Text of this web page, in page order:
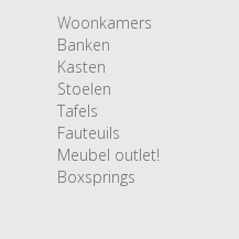
Woonkamers
Banken
Kasten
Stoelen
Tafels
Fauteuils
Meubel outlet!
Boxsprings